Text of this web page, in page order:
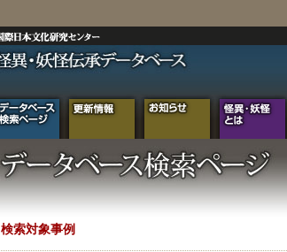
検索対象事例